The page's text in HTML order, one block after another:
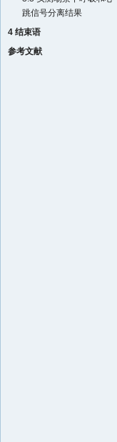
跳信号分离结果
4 结束语
参考文献